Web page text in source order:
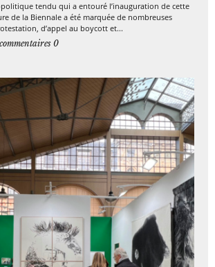
tendu qui a entouré l’inauguration de cette
de la Biennale a été marquée de nombreuses
d’appel au boycott et...
commentaires 0